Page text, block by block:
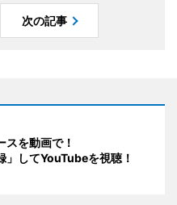
次の記事
スを動画で！
」してYouTubeを視聴！